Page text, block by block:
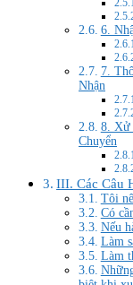
6.
7.
Nhận
8. Xử
Chuyển
III. Các Câu
Tôi
Có
Nếu
Làm
Làm